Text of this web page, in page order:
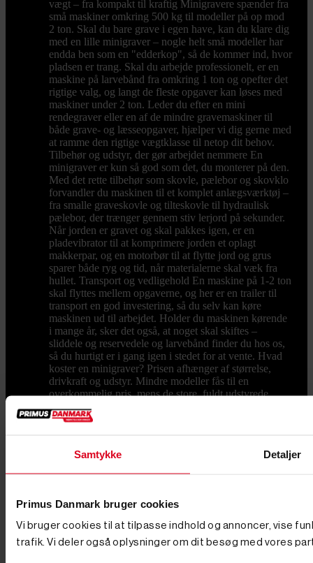
Samtykke Detaljer
Primus Danmark bruger cookies
Vi bruger cookies til at tilpasse indhold og annoncer, vise
trafik. Vi deler også oplysninger om dit besøg med vores
vægt – fra kompakt til kraftig Minigravere spænder fra
små maskiner omkring 500 kg til modeller på op mod
2 ton. Skal du bare grave i egen have, kan du klare dig
med en lille minigraver – nogle helt små modeller har
endda ben som en "edderkop", så de kommer ind, hvor
pladsen er trang. Skal du arbejde professionelt, er en
maskine på larvebånd fra omkring 1 ton og opefter det
rigtige valg, og langt de fleste opgaver kan løses med
maskiner under 2 ton. Leder du efter en mini
rendegraver eller en af de mindre gravemaskiner til
både grave- og læsseopgaver, hjælper vi dig gerne med
at ramme den rigtige vægtklasse til netop dit behov.
Tilbehør og udstyr, der gør arbejdet nemmere En
minigraver er kun så god som det, du monterer på den.
Med det rette tilbehør som skovle, pælebor og skovklo
forvandler du maskinen til et komplet anlægsværktøj –
fra smalle graveskovle og tilteskovle til hydraulisk
pælebor, der trænger gennem stiv lerjord på sekunder.
Når jorden er gravet og skal pakkes igen, er en
pladevibrator til at komprimere jorden et oplagt
makkerpar, og en motorbør til at flytte jord og grus
sparer både ryg og tid, når materialerne skal væk fra
hullet. Transport og vedligehold En maskine på 1-2 ton
skal flyttes mellem opgaverne, og her er en trailer til
transport en god investering, så du selv kan køre
maskinen ud til arbejdet. Holder du maskinen kørende
i mange år, sker det også, at noget skal skiftes –
sliddele og reservedele og larvebånd finder du hos os,
så du hurtigt er i gang igen i stedet for at vente. Hvad
koster en minigraver? Prisen afhænger af størrelse,
drivkraft og udstyr. Mindre modeller fås til en
overkommelig pris, mens de store, fuldt udstyrede
maskiner ligger højere – som tommelfingerregel betaler
du for vægt, motorkraft og det udstyr, der følger med.
hurtigskift fra start er ofte billigere end at købe det hele
ved, at en minigraver er en stor beslutning, og derfor
står vi klar med rådgivning, før du køber. Vi har eget
lager og butik i Børkop, hvor du kan se maskinerne og
det store udvalg af udstyr med egne øjne. Bestiller du